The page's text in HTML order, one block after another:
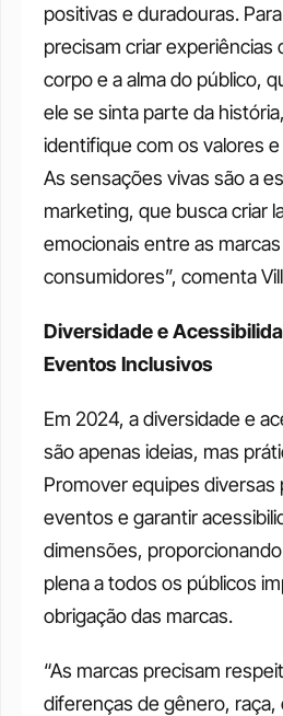
positivas e duradouras.
precisam criar experiências
corpo e a alma do público,
ele se sinta parte da
identifique com os valores
As sensações vivas são a
marketing, que busca criar
emocionais entre as
consumidores”, comenta
Diversidade e
Eventos Inclusivos
Em 2024, a diversidade e
são apenas ideias, mas
Promover equipes diversas
eventos e garantir
dimensões,
plena a todos os públicos
obrigação das marcas.
“As marcas precisam
diferenças de gênero, raça,